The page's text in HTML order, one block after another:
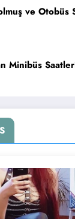
ve Otobüs
Minibüs